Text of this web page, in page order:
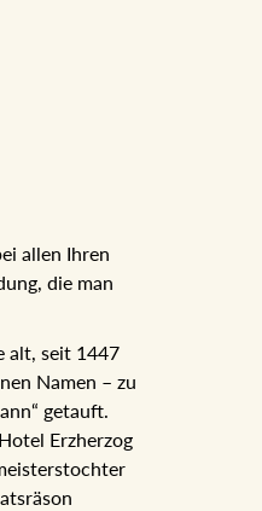
allen Ihren
die man
alt, seit 1447
Namen – zu
getauft.
Erzherzog